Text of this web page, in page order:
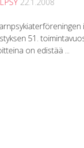
51.
on edistää ...